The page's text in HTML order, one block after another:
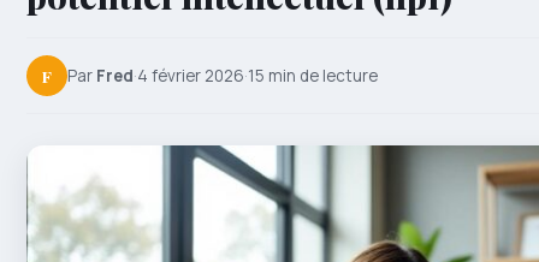
F Par Fred·4 février 2026·15 min de lecture